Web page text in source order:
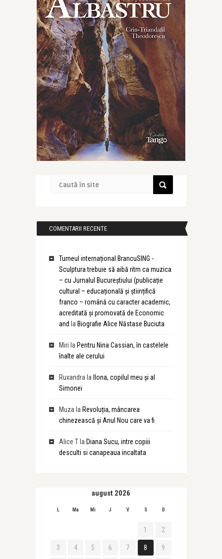
COMENTARII RECENTE
Turneul internațional BrancuSING -
Sculptura trebuie să aibă ritm ca muzica
– cu Jurnalul Bucureștiului (publicație
cultural – educațională și științifică
franco – română cu caracter academic,
acreditată și promovată de Economic
and la Biografie Alice Năstase Buciuta
Miri la Pentru Nina Cassian, în castelele
înalte ale cerului
Ruxandra la
Ilona, copilul meu și al
Simonei
Muza la Revoluția, mâncarea
chinezească și Anul Nou care va fi
Alice Tla Diana Sucu, intre copiii
desculti si canapeaua incaltata
august 2026
L Ma Mi J V S D
1 2
3 4 5 6 7 8 9